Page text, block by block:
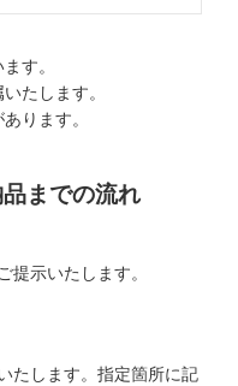
す。
たします。
ります。
までの流れ
提示いたします。
たします。指定箇所に記